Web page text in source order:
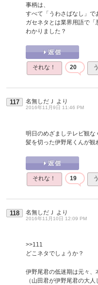
事柄は、
すべて「うわさばなし」で
ガセネタとは業界用語で「
わかりました？
それな！ 20
117 名無しだＪ より
2016年11月9日 11:46 PM
明日のめざましテレビ観な
髪を切った伊野尾くんが観
それな！ 19
118 名無しだＪ より
2016年11月10日 12:09 PM
>>111
どこネタでしょうか？
伊野尾君の低迷期は元々、
（山田君が伊野尾君の大